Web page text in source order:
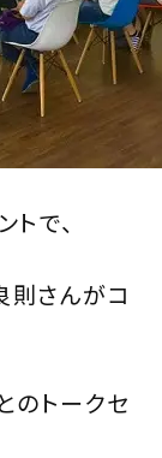
トで、
則さんがコ
のトークセ